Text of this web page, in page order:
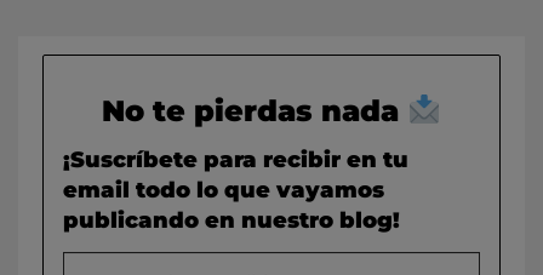
No te pierdas nada
¡Suscríbete para recibir en tu
email todo lo que vayamos
publicando en nuestro blog!